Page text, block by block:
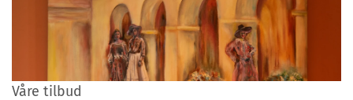
Våre tilbud